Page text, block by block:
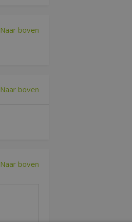
Naar boven
Naar boven
Naar boven